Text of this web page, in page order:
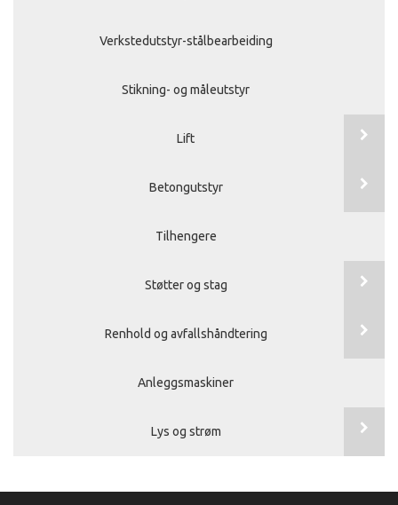
Verkstedutstyr-stålbearbeiding
Stikning- og måleutstyr
Lift
Betongutstyr
Tilhengere
Støtter og stag
Renhold og avfallshåndtering
Anleggsmaskiner
Lys og strøm